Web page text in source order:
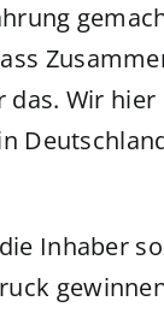
Wir
Inhaber